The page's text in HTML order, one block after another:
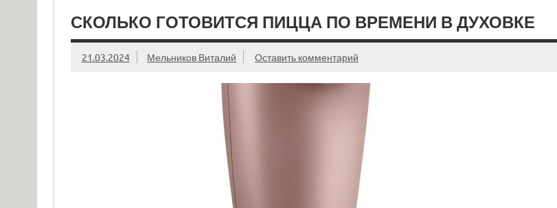
СКОЛЬКО ГОТОВИТСЯ ПИЦЦА ПО ВРЕМЕНИ В ДУХОВКЕ
21.03.2024 Мельников Виталий Оставить комментарий